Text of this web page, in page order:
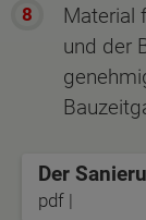
Material
und der
Der
pdf |